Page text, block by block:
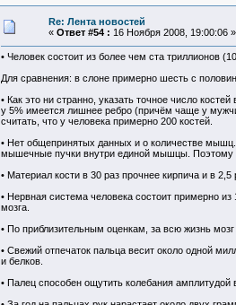
Re: Лента новостей
« Ответ #54 : 16 Ноября 2008, 19:00:06 »
• Человек состоит из более чем ста триллионов
Для сравнения: в слоне примерно шесть с
• Как это ни странно, указать точное число
у 5% имеется лишнее ребро (причём чаще у
считать, что у человека примерно 200 костей.
• Нет общепринятых данных и о количестве
мышечные пучки внутри единой мышцы. Поэтому
• Материал кости в 30 раз прочнее кирпича и в 2,5
• Нервная система человека состоит примерно
мозга.
• По приблизительным оценкам, за всю жизнь
• Свежий отпечаток пальца весит около одной
и белков.
• Палец способен ощутить колебания